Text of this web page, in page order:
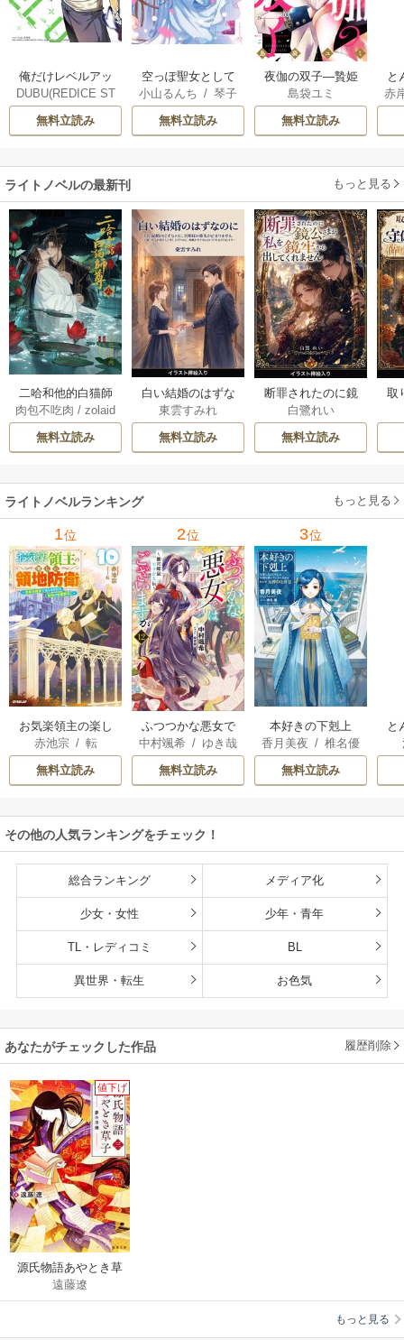
俺だけレベルアッ
プな件
DUBU(REDICE ST
/ Chugong
h-goon
無料立読み
空っぽ聖女として
捨てられたはず
が、嫁ぎ先の皇帝
陛下に溺愛されて
小山るんち /琴子
無料立読み
夜伽の双子―贄姫
は二人の王子に愛
される―
島袋ユミ
無料立読み
と
赤
ライトノベルの最新刊 もっと見る
二哈和他的白猫師
尊 5-6巻
肉包不吃肉 /zolaid
a/石原理夏
無料立読み
白い結婚のはずな
のに、旦那様の指
先が止まりません
（挿絵版） 1巻
東雲すみれ
無料立読み
断罪されたのに鏡
公さまが私を鏡牢
から出してくれま
せん（挿絵版） 1巻
白鷺れい
無料立読み
取
ま
ライトノベルランキング もっと見る
1位
お気楽領主の楽し
い領地防衛
赤池宗/ 転
無料立読み
2位
ふつつかな悪女で
はございますが
中村颯希 / ゆき哉
無料立読み
3位
本好きの下剋上
香月美夜 /椎名優
無料立読み
と
その他の人気ランキングをチェック！
総合ランキング メディア化
少女・女性 少年・青年
TL・レディコミ BL
異世界・転生 お色気
あなたがチェックした作品 履歴削除
値下げ
源氏物語あやとき草
子
遠藤遼
もっと見る